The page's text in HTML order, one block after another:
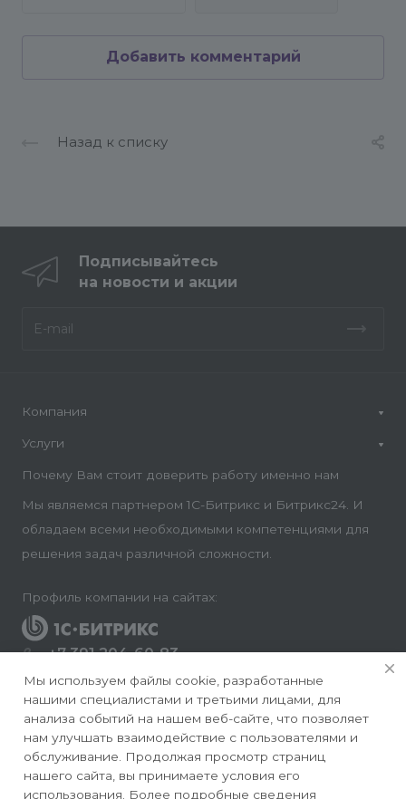
Добавить комментарий
Назад к списку
Подписывайтесь
на новости и акции
Компания
Услуги
Почему Вам стоит доверить работу именно нам
Мы являемся партнером 1С-Битрикс и Битрикс24. И
обладаем всеми необходимыми компетенциями для
решения задач различной сложности.
Профиль компании на сайтах:
+7 391 204-60-83
Заказать звонок
info@conversite.ru
г. Красноярск, ул. Ладо Кецховели 22а, офис 8-28/1
Мы используем файлы cookie, разработанные
нашими специалистами и третьими лицами, для
анализа событий на нашем веб-сайте, что позволяет
нам улучшать взаимодействие с пользователями и
обслуживание. Продолжая просмотр страниц
нашего сайта, вы принимаете условия его
использования. Более подробные сведения